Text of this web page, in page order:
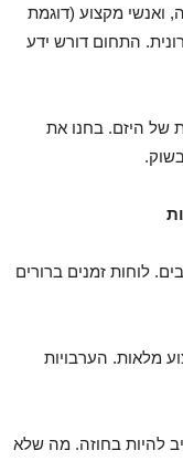
ואנשי מקצוע (דוגמת
התחום דורש ידע
של היזם. בחנו את
לוחות זמנים ברורים
מלאות. הערבויות
להיות בחוזה. מה שלא